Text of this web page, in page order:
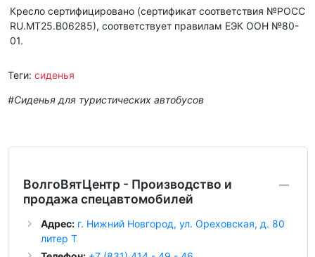
Кресло сертифицировано (сертификат соответствия №РОСС
RU.МТ25.В06285), соответствует правилам ЕЭК ООН №80-
01.
Теги: сиденья
#Сиденья для туристических автобусов
ВолгоВятЦентр - Производство и
продажа спецавтомобилей
Адрес: г. Нижний Новгород, ул. Ореховская, д. 80
литер Т